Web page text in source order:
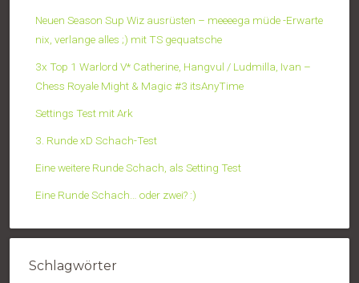
Neuen Season Sup Wiz ausrüsten – meeeega müde -Erwarte
nix, verlange alles ;) mit TS gequatsche
3x Top 1 Warlord V* Catherine, Hangvul / Ludmilla, Ivan –
Chess Royale Might & Magic #3 itsAnyTime
Settings Test mit Ark
3. Runde xD Schach-Test
Eine weitere Runde Schach, als Setting Test
Eine Runde Schach… oder zwei? :)
Schlagwörter